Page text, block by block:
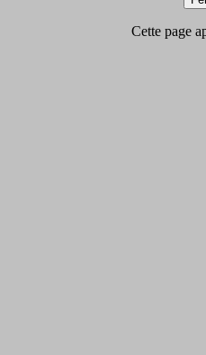
Cette page